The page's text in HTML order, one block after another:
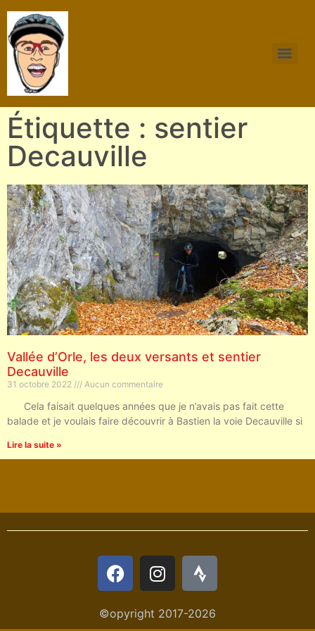
Étiquette : sentier
Decauville
Vallée d’Orle, les deux versants et sentier
Decauville
31 octobre 2022 Aucun commentaire
Cela faisait quelques années que je n’avais pas fait cette
balade et je voulais faire découvrir à Bastien la voie Decauville si
Lire la suite »
©opyright 2017-2026